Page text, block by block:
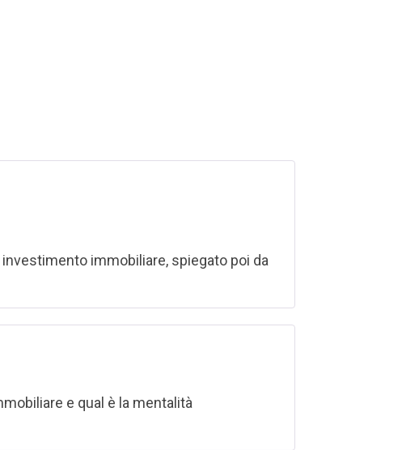
immobiliare, spiegato poi da
e qual è la mentalità